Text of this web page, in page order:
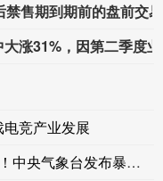
竞产业发展
象台发布暴雨黄色预警